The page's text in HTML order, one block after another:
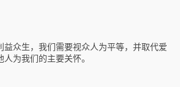
益众生，我们需要视众人为平等，并取代爱
为我们的主要关怀。